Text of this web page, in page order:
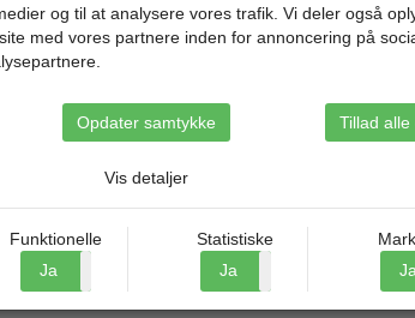
og til at analysere vores trafik. Vi deler også
med vores partnere inden for annoncering på
Opdater samtykke Tillad alle
Vis detaljer
Funktionelle
Ja
Statistiske
Ja
Ja